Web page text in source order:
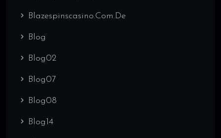
Blazespinscasino.com.de
Blog
Blog02
Blog07
Blog08
Blog14